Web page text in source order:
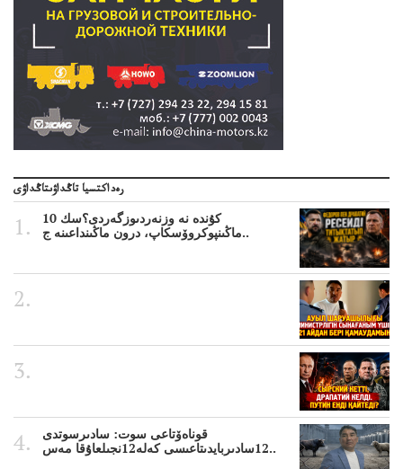
رەداكتسيا تاڭداۋىتاڭداۋى
10 كۇندە نە وزنەردىوزگەردى؟سك
ماڭىنپوكروۆسكاپ، درون ماڭىنداعىنە ج..
قوناەۆتاعى سوت: سادىرسوتدى
12سادىربايدىتاعىسى كەلە12نجىلعاۇقا مەس..